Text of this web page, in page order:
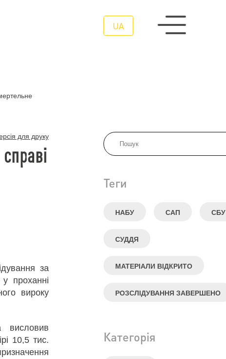
UA
Теги
НАБУ САП СБУ
СУДДЯ
МАТЕРІАЛИ ВІДКРИТО
РОЗСЛІДУВАННЯ ЗАВЕРШЕНО
Категорія
для друку
за
проханні
вироку
висловив
10,5 тис.